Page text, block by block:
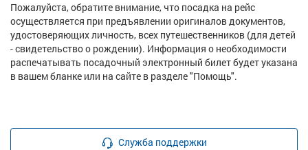
Пожалуйста, обратите внимание, что посадка на рейс
осуществляется при предъявлении оригиналов документов,
удостоверяющих личность, всех путешественников (для детей
- свидетельство о рождении). Информация о необходимости
распечатывать посадочный электронный билет будет указана
в вашем бланке или на сайте в разделе "Помощь".
Служба поддержки